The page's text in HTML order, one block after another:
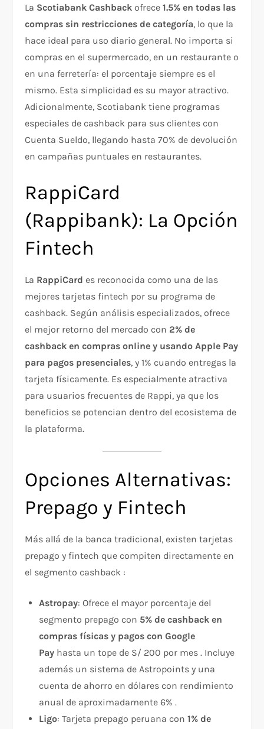
La Scotiabank Cashback ofrece1.5% en todas las
compras sin restricciones de categoría, lo que la
hace ideal para uso diario general. No importa si
compras en el supermercado, en un restaurante o
en una ferretería: el porcentaje siempre es el
mismo. Esta simplicidad es su mayor atractivo.
Adicionalmente, Scotiabank tiene programas
especiales de cashback para sus clientes con
Cuenta Sueldo, llegando hasta 70% de devolución
en campañas puntuales en restaurantes.
RappiCard
(Rappibank): La Opción
Fintech
La RappiCard es reconocida como una de las
mejores tarjetas fintech por su programa de
cashback. Según análisis especializados, ofrece
el mejor retorno del mercado con 2% de
cashback en compras online y usando Apple Pay
para pagos presenciales, y 1% cuando entregas la
tarjeta físicamente. Es especialmente atractiva
para usuarios frecuentes de Rappi, ya que los
beneficios se potencian dentro del ecosistema de
la plataforma.
Opciones Alternativas:
Prepago y Fintech
Más allá de la banca tradicional, existen tarjetas
prepago y fintech que compiten directamente en
el segmento cashback :
Astropay: Ofrece el mayor porcentaje del
segmento prepago con 5% de cashback en
compras físicas y pagos con Google
Pay hasta un tope de S/ 200 por mes . Incluye
además un sistema de Astropoints y una
cuenta de ahorro en dólares con rendimiento
anual de aproximadamente 6% .
Ligo: Tarjeta prepago peruana con1% de